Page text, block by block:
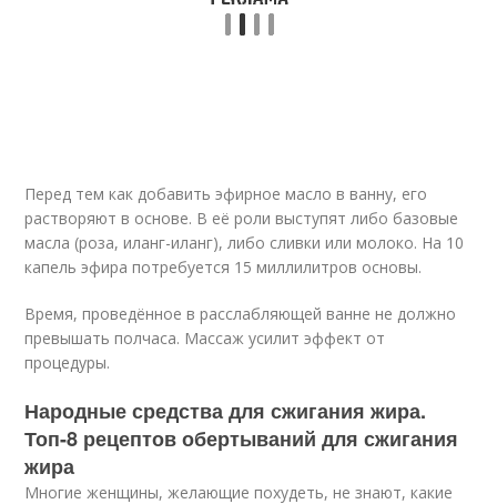
Перед тем как добавить эфирное масло в ванну, его
растворяют в основе. В её роли выступят либо базовые
масла (роза, иланг-иланг), либо сливки или молоко. На 10
капель эфира потребуется 15 миллилитров основы.
Время, проведённое в расслабляющей ванне не должно
превышать полчаса. Массаж усилит эффект от
процедуры.
Народные средства для сжигания жира.
Топ-8 рецептов обертываний для сжигания
жира
Многие женщины, желающие похудеть, не знают, какие